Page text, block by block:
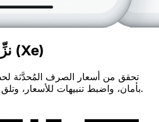
نزِّل تطبيق إكس إي (Xe)
تحقق من أسعار الصرف المُحدَّثة
بأمان، واضبط تنبيهات للأسعار، وتلق إخطارات وغير ذلك المزيد.